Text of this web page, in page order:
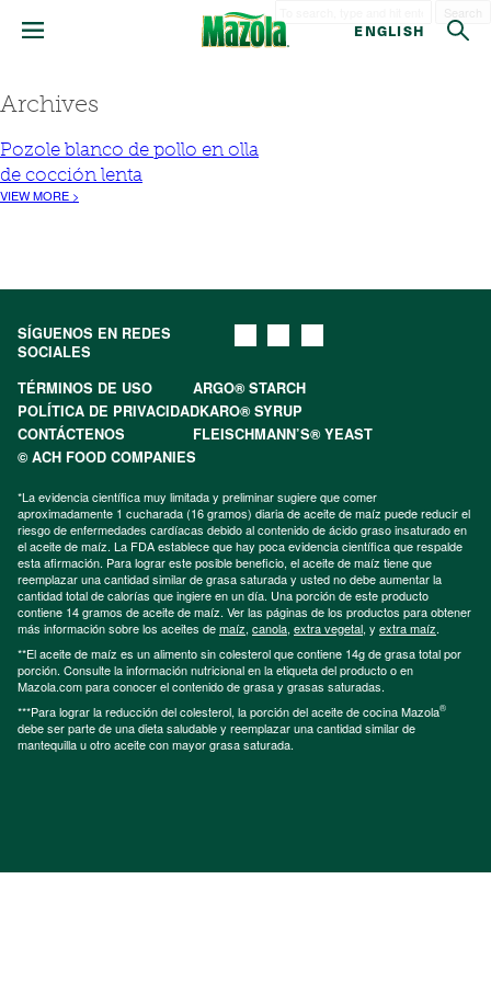
ENGLISH
Archives
Pozole blanco de pollo en olla
de cocción lenta
VIEW MORE >
SÍGUENOS EN REDES
SOCIALES
TÉRMINOS DE USO
ARGO® STARCH
POLÍTICA DE PRIVACIDADKARO® SYRUP
CONTÁCTENOS
FLEISCHMANN’S® YEAST
© ACH FOOD COMPANIES
*La evidencia científica muy limitada y preliminar sugiere que comer
aproximadamente 1 cucharada (16 gramos) diaria de aceite de maíz puede reducir el
riesgo de enfermedades cardíacas debido al contenido de ácido graso insaturado en
el aceite de maíz. La FDA establece que hay poca evidencia científica que respalde
esta afirmación. Para lograr este posible beneficio, el aceite de maíz tiene que
reemplazar una cantidad similar de grasa saturada y usted no debe aumentar la
cantidad total de calorías que ingiere en un día. Una porción de este producto
contiene 14 gramos de aceite de maíz. Ver las páginas de los productos para obtener
más información sobre los aceites demaíz, canola, extra vegetal, y extra maíz.
**El aceite de maíz es un alimento sin colesterol que contiene 14g de grasa total por
porción. Consulte la información nutricional en la etiqueta del producto o en
Mazola.com para conocer el contenido de grasa y grasas saturadas.
***Para lograr la reducción del colesterol, la porción del aceite de cocina Mazola®
debe ser parte de una dieta saludable y reemplazar una cantidad similar de
mantequilla u otro aceite con mayor grasa saturada.